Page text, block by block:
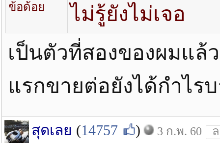
ข้อด้อย
ไม่รู้ยังไม่เจอ
เป็นตัวที่สองของผมแล้
แรกขายต่อยังได้กำไร
สุดเลย (14757 ) 3 ก.พ. 60